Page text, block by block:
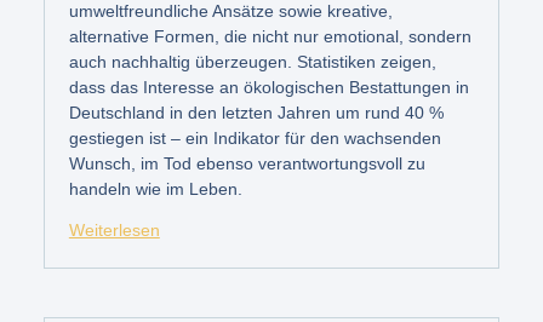
umweltfreundliche Ansätze sowie kreative,
alternative Formen, die nicht nur emotional, sondern
auch nachhaltig überzeugen. Statistiken zeigen,
dass das Interesse an ökologischen Bestattungen in
Deutschland in den letzten Jahren um rund 40 %
gestiegen ist – ein Indikator für den wachsenden
Wunsch, im Tod ebenso verantwortungsvoll zu
handeln wie im Leben.
Weiterlesen